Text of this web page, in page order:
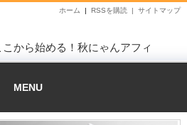
サイトマップ
RSSを購読 |
ホーム |
から始める！秋にゃんアフィ
MENU